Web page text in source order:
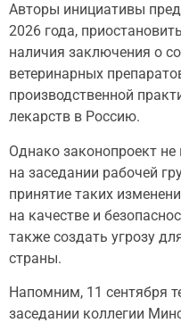
Авторы инициативы
2026 года,
наличия заключения о
ветеринарных
производственной
лекарств в Россию.
Однако законопроект
на заседании рабочей
принятие таких
на качестве и
также создать угрозу
страны.
Напомним, 11 сентября
заседании коллегии